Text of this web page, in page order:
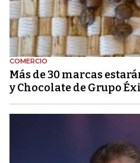
COMERCIO
Más de 30 marcas
y Chocolate de Grupo